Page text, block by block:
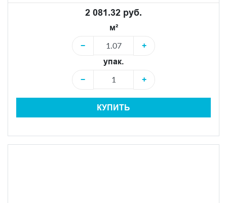
2 081.32 руб.
м²
−
+
упак.
−
+
КУПИТЬ